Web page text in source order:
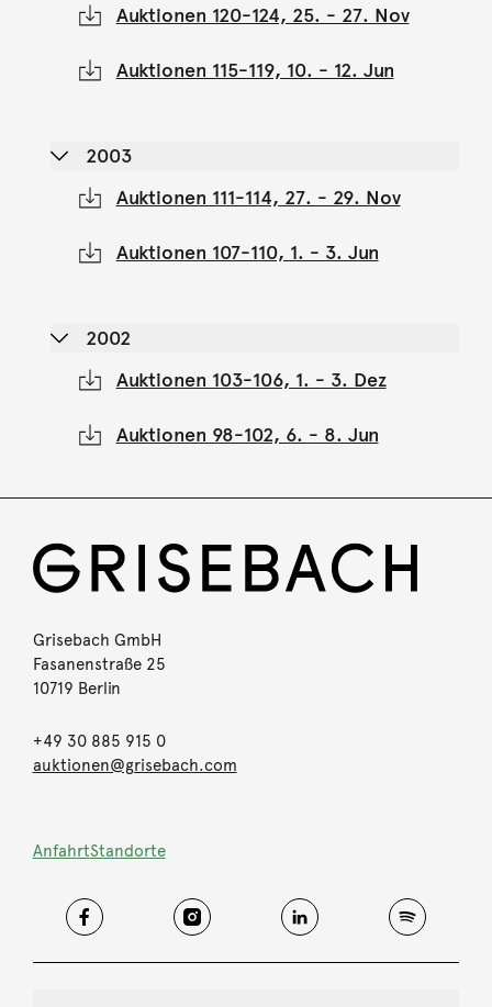
Auktionen 120-124, 25. - 27. Nov
Auktionen 115-119, 10. - 12. Jun
2003
Auktionen 111-114, 27. - 29. Nov
Auktionen 107-110, 1. - 3. Jun
2002
Auktionen 103-106, 1. - 3. Dez
Auktionen 98-102, 6. - 8. Jun
Grisebach GmbH
Fasanenstraße 25
10719 Berlin
+49 30 885 915 0
auktionen@grisebach.com
AnfahrtStandorte